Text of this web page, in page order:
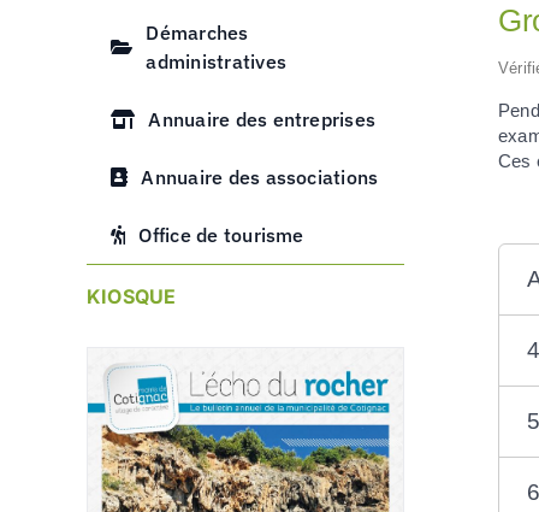
Démarches
administratives
Annuaire des entreprises
Annuaire des associations
Office de tourisme
KIOSQUE
Ces